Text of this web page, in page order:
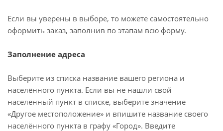
Если вы уверены в выборе, то можете самостоятельно
оформить заказ, заполнив по этапам всю форму.
Заполнение адреса
Выберите из списка название вашего региона и
населённого пункта. Если вы не нашли свой
населённый пункт в списке, выберите значение
«Другое местоположение» и впишите название своего
населённого пункта в графу «Город». Введите